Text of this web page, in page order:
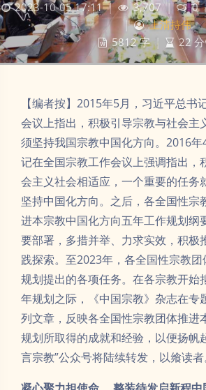
2023-10-05 17:11 | 3,707 | 0
|
上清持伟
5812 字 | 22
【编者按】2015年5月，习近平总书
会议上指出，积极引导宗教与社会主
须坚持我国宗教中国化方向。2016
记在全国宗教工作会议上强调指出，
会主义社会相适应，一个重要的任务
坚持中国化方向。之后，各全国性宗
进本宗教中国化方向五年工作规划纲
要部署，多措并举、力求实效，积极
践探索。至2023年，各全国性宗教
规划提出的各项任务。在各宗教开始
年规划之际，《中国宗教》杂志在专
列文章，反映各全国性宗教团体推进
规划所取得的成就和经验，以便扬帆
言宗教”公众号将陆续转发，以飨读者